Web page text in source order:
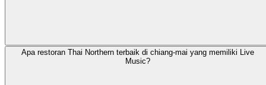
Apa restoran Thai Northern terbaik di chiang-mai yang memiliki Live
Music?